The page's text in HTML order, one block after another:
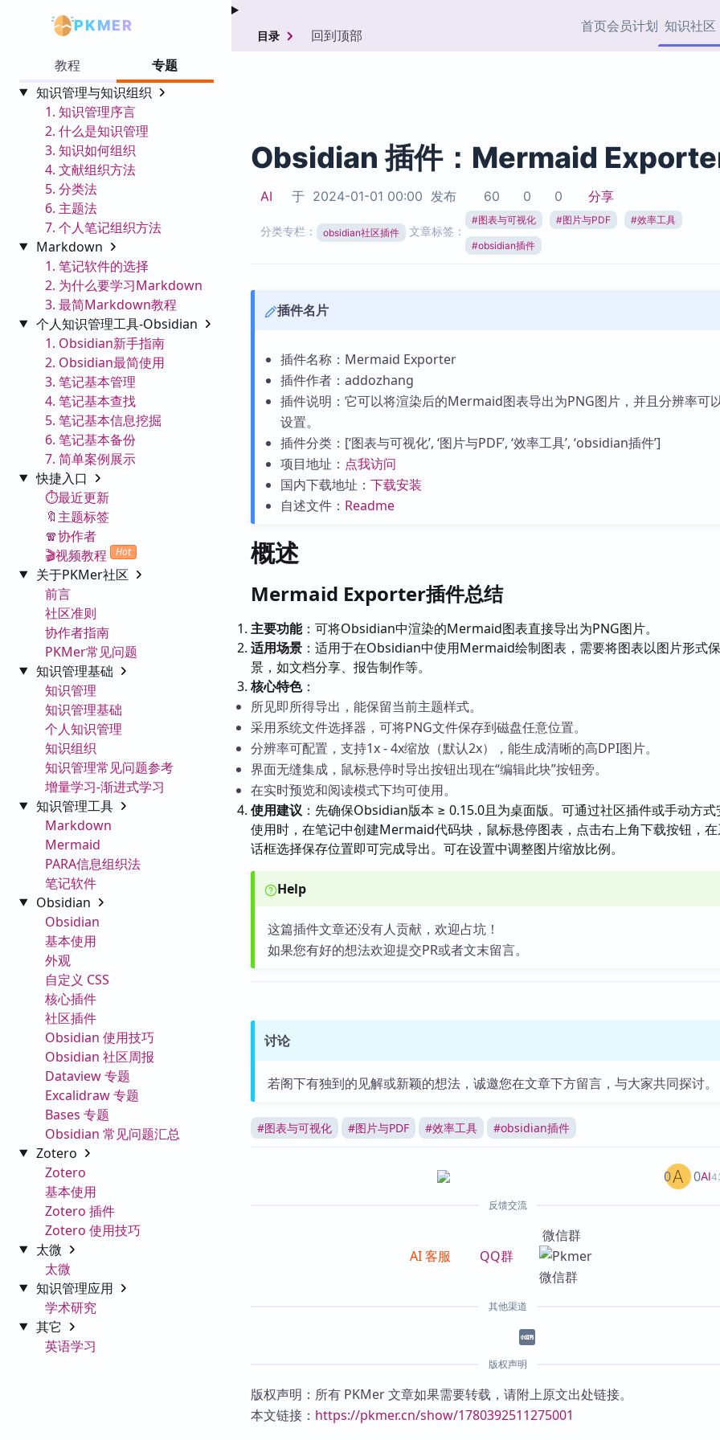
PKMER 首页会员计划 知识社区
协作者
热门链接Top5
加速访问 Obsidian 官方
市场
Zotero 插件
教程
专题
知识管理与知识组织
1. 知识管理序言
2. 什么是知识管理
3. 知识如何组织
4. 文献组织方法
5. 分类法
6. 主题法
7. 个人笔记组织方法
Markdown
1. 笔记软件的选择
2. 为什么要学习Markdown
3. 最简Markdown教程
个人知识管理工具-Obsidian
1. Obsidian新手指南
2. Obsidian最简使用
3. 笔记基本管理
4. 笔记基本查找
5. 笔记基本信息挖掘
6. 笔记基本备份
7. 简单案例展示
快捷入口
⏱️最近更新
🔖主题标签
🧣协作者
🎬视频教程
Hot
关于PKMer社区
前言
社区准则
协作者指南
PKMer常见问题
知识管理基础
知识管理
知识管理基础
个人知识管理
知识组织
知识管理常见问题参考
增量学习-渐进式学习
知识管理工具
Markdown
Mermaid
PARA信息组织法
笔记软件
Obsidian
Obsidian
基本使用
外观
自定义 CSS
核心插件
社区插件
Obsidian 使用技巧
Obsidian 社区周报
Dataview 专题
Excalidraw 专题
Bases 专题
Obsidian 常见问题汇总
Zotero
Zotero
基本使用
Zotero 插件
Zotero 使用技巧
太微
太微
知识管理应用
学术研究
其它
英语学习
目录 回到顶部
Obsidian 插件：Mermaid
AI 于 2024-01-01 00:00 发布 60 0 0 分享
分类专栏： obsidian社区插件 文章标签：
#图表与可视化 #图片与PDF #效率工具
#obsidian插件
插件名片
插件名称：Mermaid Exporter
插件作者：addozhang
插件说明：它可以将渲染后的Mermaid图表导出为PNG图片，并且分辨率可
设置。
插件分类：[‘图表与可视化’, ‘图片与PDF’, ‘效率工具’, ‘obsidian插件’]
项目地址： 点我访问
国内下载地址： 下载安装
自述文件： Readme
概述
Mermaid Exporter插件总结
主要功能：可将Obsidian中渲染的Mermaid图表直接导出为PNG图片。
适用场景 ：适用于在Obsidian中使用Mermaid绘制图表，需要将图表以图片形式
景，如文档分享、报告制作等。
核心特色：
所见即所得导出，能保留当前主题样式。
采用系统文件选择器，可将PNG文件保存到磁盘任意位置。
分辨率可配置，支持1x - 4x缩放（默认2x），能生成清晰的高DPI图片。
界面无缝集成，鼠标悬停时导出按钮出现在“编辑此块”按钮旁。
在实时预览和阅读模式下均可使用。
使用建议 ：先确保Obsidian版本 ≥ 0.15.0且为桌面版。可通过社区插件或手动方式
使用时，在笔记中创建Mermaid代码块，鼠标悬停图表，点击右上角下载按钮，
话框选择保存位置即可完成导出。可在设置中调整图片缩放比例。
Help
这篇插件文章还没有人贡献，欢迎占坑！
如果您有好的想法欢迎提交PR或者文末留言。
讨论
若阁下有独到的见解或新颖的想法，诚邀您在文章下方留言，与大家共同探讨。
#图表与可视化 #图片与PDF #效率工具 #obsidian插件
AI
0 0
反馈交流
AI 客服 QQ群
微信群
其他渠道
版权声明
版权声明：所有 PKMer 文章如果需要转载，请附上原文出处链接。
本文链接： https://pkmer.cn/show/1780392511275001